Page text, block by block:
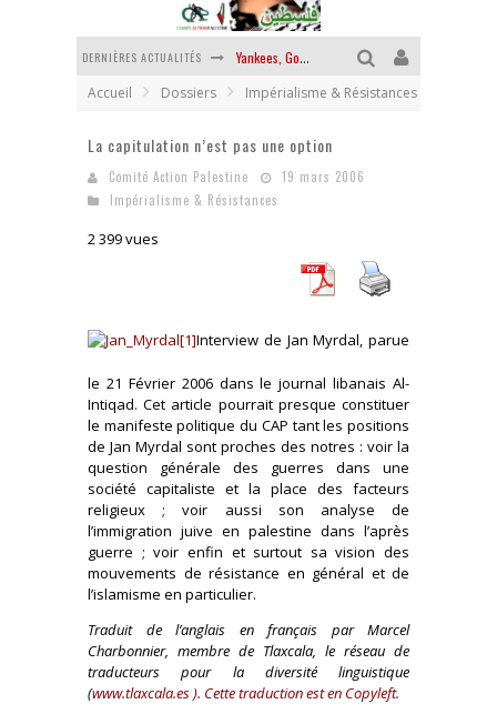
DERNIÈRES ACTUALITÉS Yankees, Go home !
Chantage terroriste
La révolution ou rien
Des accords de paix sans le peuple et contre le peuple
La banalité du mal colonial
Accueil Dossiers Impérialisme & Résistances
La capitulation n’est pas une option
Comité Action Palestine
19 mars 2006
Impérialisme & Résistances
2 399 vues
Interview de Jan Myrdal, parue
le 21 Février 2006 dans le journal libanais Al-
Intiqad. Cet article pourrait presque constituer
le manifeste politique du CAP tant les positions
de Jan Myrdal sont proches des notres : voir la
question générale des guerres dans une
société capitaliste et la place des facteurs
religieux ; voir aussi son analyse de
l’immigration juive en palestine dans l’après
guerre ; voir enfin et surtout sa vision des
mouvements de résistance en général et de
l’islamisme en particulier.
Traduit de l’anglais en français par Marcel
Charbonnier, membre de Tlaxcala, le réseau de
traducteurs pour la diversité linguistique
(www.tlaxcala.es). Cette traduction est en Copyleft.